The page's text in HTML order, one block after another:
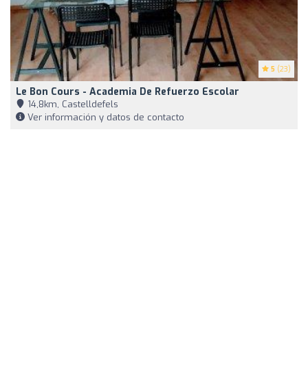
5 (23)
Le Bon Cours - Academia De Refuerzo Escolar
14,8km, Castelldefels
Ver información y datos de contacto